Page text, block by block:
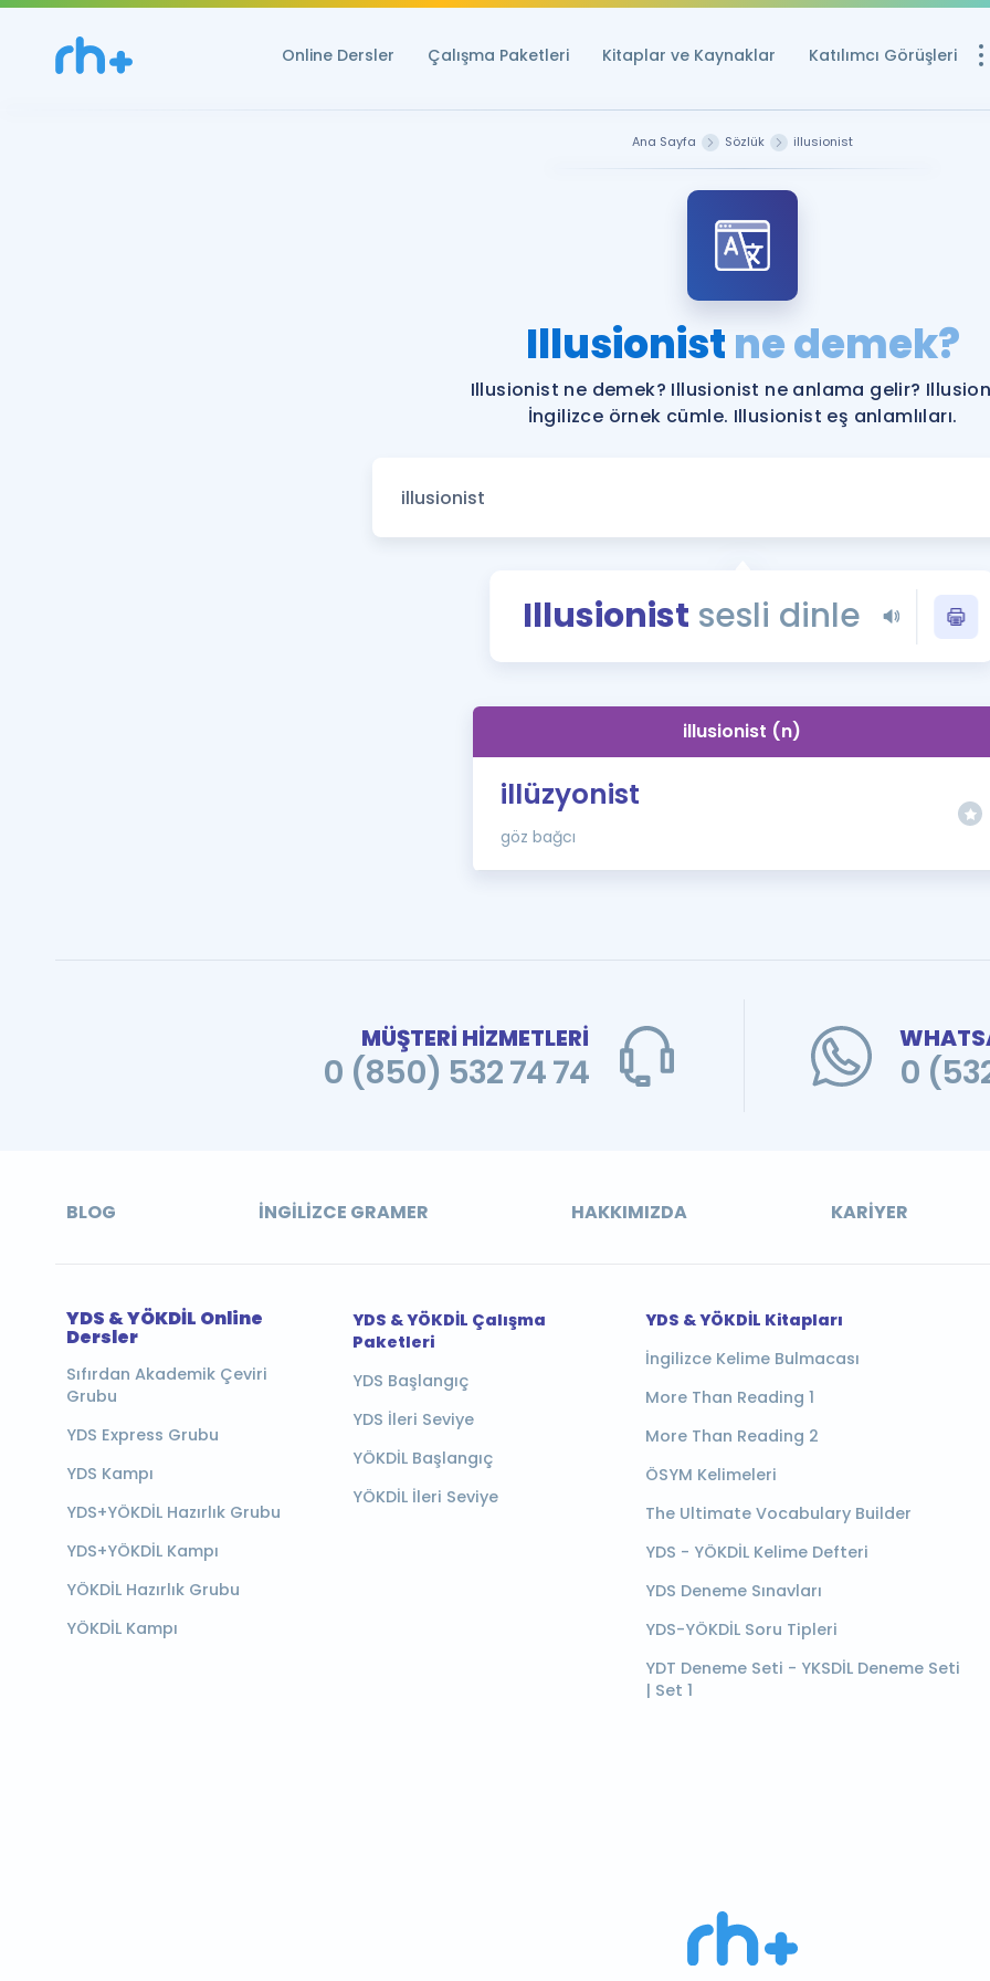
Online Dersler Çalışma Paketleri Kitaplar ve Kaynaklar Katılımcı Görüşleri
YDS ve YÖKDİL
YDS ve YÖKDİL'e
Tüm ÖSYM
YDS - YÖKDİL
İngilizce Gramer
Ana Sayfa Sözlük illusionist
Illusionistne demek?
Illusionist ne demek? Illusionist ne anlama gelir?
İngilizce örnek cümle. Illusionist eş anlamlıları.
Illusionist sesli dinle
illusionist (n)
illüzyonist
göz bağcı
MÜŞTERİ HİZMETLERİ
0 (850) 532 74 74 0
BLOG İNGILIZCE GRAMER HAKKIMIZDA KARIYER
YDS & YÖKDİL Online
Dersler
Sıfırdan Akademik Çeviri
Grubu
YDS Express Grubu
YDS Kampı
YDS+YÖKDİL Hazırlık Grubu
YDS+YÖKDİL Kampı
YÖKDİL Hazırlık Grubu
YÖKDİL Kampı
YDS & YÖKDİL Çalışma
Paketleri
YDS Başlangıç
YDS İleri Seviye
YÖKDİL Başlangıç
YÖKDİL İleri Seviye
YDS & YÖKDİL Kitapları
İngilizce Kelime Bulmacası
More Than Reading 1
More Than Reading 2
ÖSYM Kelimeleri
The Ultimate Vocabulary Builder
YDS - YÖKDİL Kelime Defteri
YDS Deneme Sınavları
YDS-YÖKDİL Soru Tipleri
YDT Deneme Seti - YKSDİL Deneme Seti
| Set 1